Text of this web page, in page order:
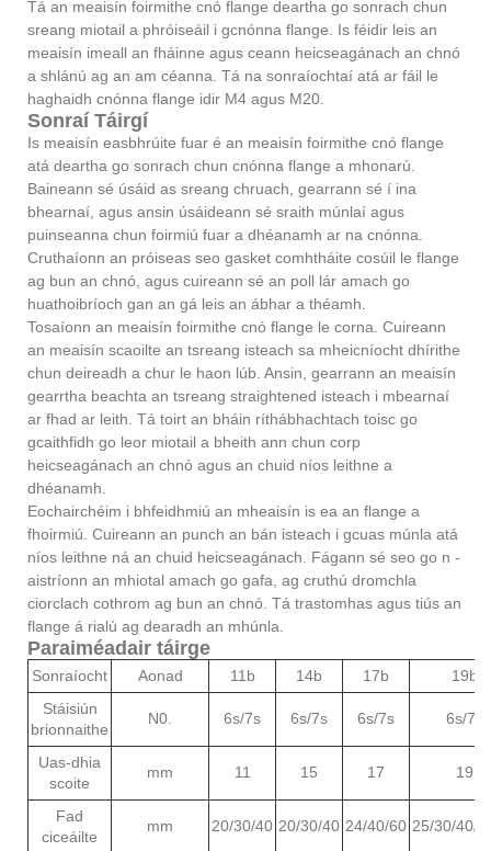
Tá an meaisín foirmithe cnó flange deartha go sonrach chun
sreang miotail a phróiseáil i gcnónna flange. Is féidir leis an
meaisín imeall an fháinne agus ceann heicseagánach an chnó
a shlánú ag an am céanna. Tá na sonraíochtaí atá ar fáil le
haghaidh cnónna flange idir M4 agus M20.
Sonraí Táirgí
Is meaisín easbhrúite fuar é an meaisín foirmithe cnó flange
atá deartha go sonrach chun cnónna flange a mhonarú.
Baineann sé úsáid as sreang chruach, gearrann sé í ina
bhearnaí, agus ansin úsáideann sé sraith múnlaí agus
puinseanna chun foirmiú fuar a dhéanamh ar na cnónna.
Cruthaíonn an próiseas seo gasket comhtháite cosúil le flange
ag bun an chnó, agus cuireann sé an poll lár amach go
huathoibríoch gan an gá leis an ábhar a théamh.
Tosaíonn an meaisín foirmithe cnó flange le corna. Cuireann
an meaisín scaoilte an tsreang isteach sa mheicníocht dhírithe
chun deireadh a chur le haon lúb. Ansin, gearrann an meaisín
gearrtha beachta an tsreang straightened isteach i mbearnaí
ar fhad ar leith. Tá toirt an bháin ríthábhachtach toisc go
gcaithfidh go leor miotail a bheith ann chun corp
heicseagánach an chnó agus an chuid níos leithne a
dhéanamh.
Eochairchéim i bhfeidhmiú an mheaisín is ea an flange a
fhoirmiú. Cuireann an punch an bán isteach i gcuas múnla atá
níos leithne ná an chuid heicseagánach. Fágann sé seo go n -
aistríonn an mhiotal amach go gafa, ag cruthú dromchla
ciorclach cothrom ag bun an chnó. Tá trastomhas agus tiús an
flange á rialú ag dearadh an mhúnla.
Paraiméadair táirge
Sonraíocht Aonad 11b 14b 17b
19b
Stáisiún
brionnaithe
N0. 6s/7s 6s/7s 6s/7s 6s/7s
Uas-dhia
scoite
mm 11 15 17 19
Fad
ciceáilte
mm 20/30/40 20/30/40 24/40/60 25/30/40/